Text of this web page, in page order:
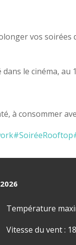
vos soirées
le cinéma, au
à consommer
#SoiréeRooftop
Température
Vitesse du vent :